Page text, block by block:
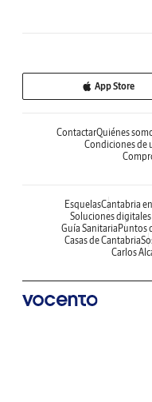
App Store
ContactarQuiénes
Condiciones de
EsquelasCantabria
Soluciones
Guía SanitariaPuntos
Casas de Cantabria
Carlos